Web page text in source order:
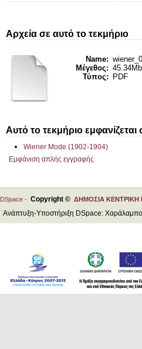
Αρχεία σε αυτό το τεκμήριο
Name:
Μέγεθος: 45.34Mb
Τύπος:
PDF
Αυτό το τεκμήριο
Wiener Mode (1902-1904)
Εμφάνιση απλής εγγραφής
DSpace - Copyright © ΔΗΜΟΣΙΑ ΚΕΝΤΡΙΚΗ
Ανάπτυξη-Υποστήριξη DSpace: